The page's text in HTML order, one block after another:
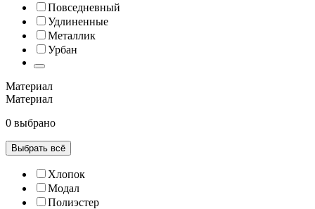
Повседневный
Удлиненные
Металлик
Урбан
Материал
Материал
0 выбрано
Выбрать всё
Хлопок
Модал
Полиэстер